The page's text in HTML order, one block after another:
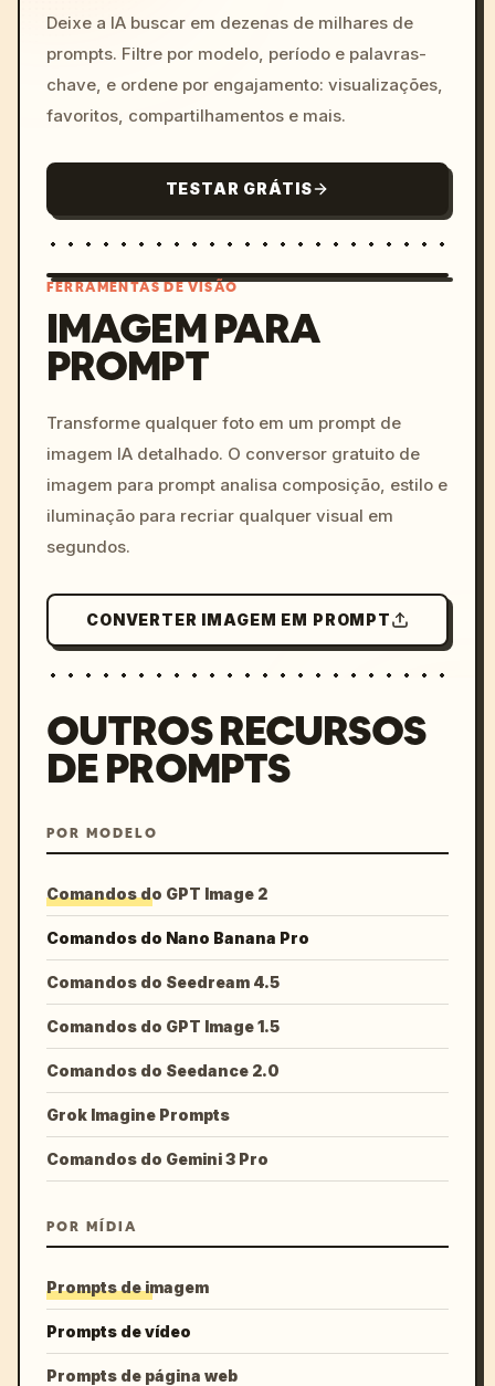
Deixe a IA buscar em dezenas de milhares de
prompts. Filtre por modelo, período e palavras-
chave, e ordene por engajamento: visualizações,
favoritos, compartilhamentos e mais.
TESTAR GRÁTIS
colors, 8k --v 6.0
FERRAMENTAS DE VISÃO
IMAGEM PARA
PROMPT
Transforme qualquer foto em um prompt de
imagem IA detalhado. O conversor gratuito de
imagem para prompt analisa composição, estilo e
iluminação para recriar qualquer visual em
segundos.
CONVERTER IMAGEM EM PROMPT
OUTROS RECURSOS
DE PROMPTS
POR MODELO
Comandos do GPT Image 2
Comandos do Nano Banana Pro
Comandos do Seedream 4.5
Comandos do GPT Image 1.5
Comandos do Seedance 2.0
Grok Imagine Prompts
Comandos do Gemini 3 Pro
POR MÍDIA
Prompts de imagem
Prompts de vídeo
Prompts de página web